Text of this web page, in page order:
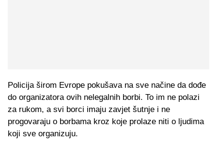
Policija širom Evrope pokušava na sve načine da dođe
do organizatora ovih nelegalnih borbi. To im ne polazi
za rukom, a svi borci imaju zavjet šutnje i ne
progovaraju o borbama kroz koje prolaze niti o ljudima
koji sve organizuju.